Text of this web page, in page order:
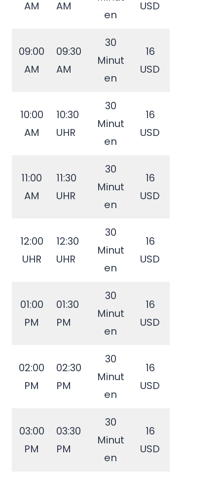
AM
AM
en
USD
09:00
AM
09:30
AM
30
Minut
en
16
USD
10:00
AM
10:30
UHR
30
Minut
en
16
USD
11:00
AM
11:30
UHR
30
Minut
en
16
USD
12:00
UHR
12:30
UHR
30
Minut
en
16
USD
01:00
PM
01:30
PM
30
Minut
en
16
USD
02:00
PM
02:30
PM
30
Minut
en
16
USD
03:00
PM
03:30
PM
30
Minut
en
16
USD